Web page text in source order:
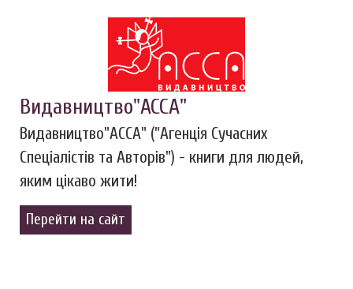
Видавництво"АССА"
Видавництво"АССА" ("Агенція Сучасних
Спеціалістів та Авторів") - книги для людей,
яким цікаво жити!
Перейти на сайт